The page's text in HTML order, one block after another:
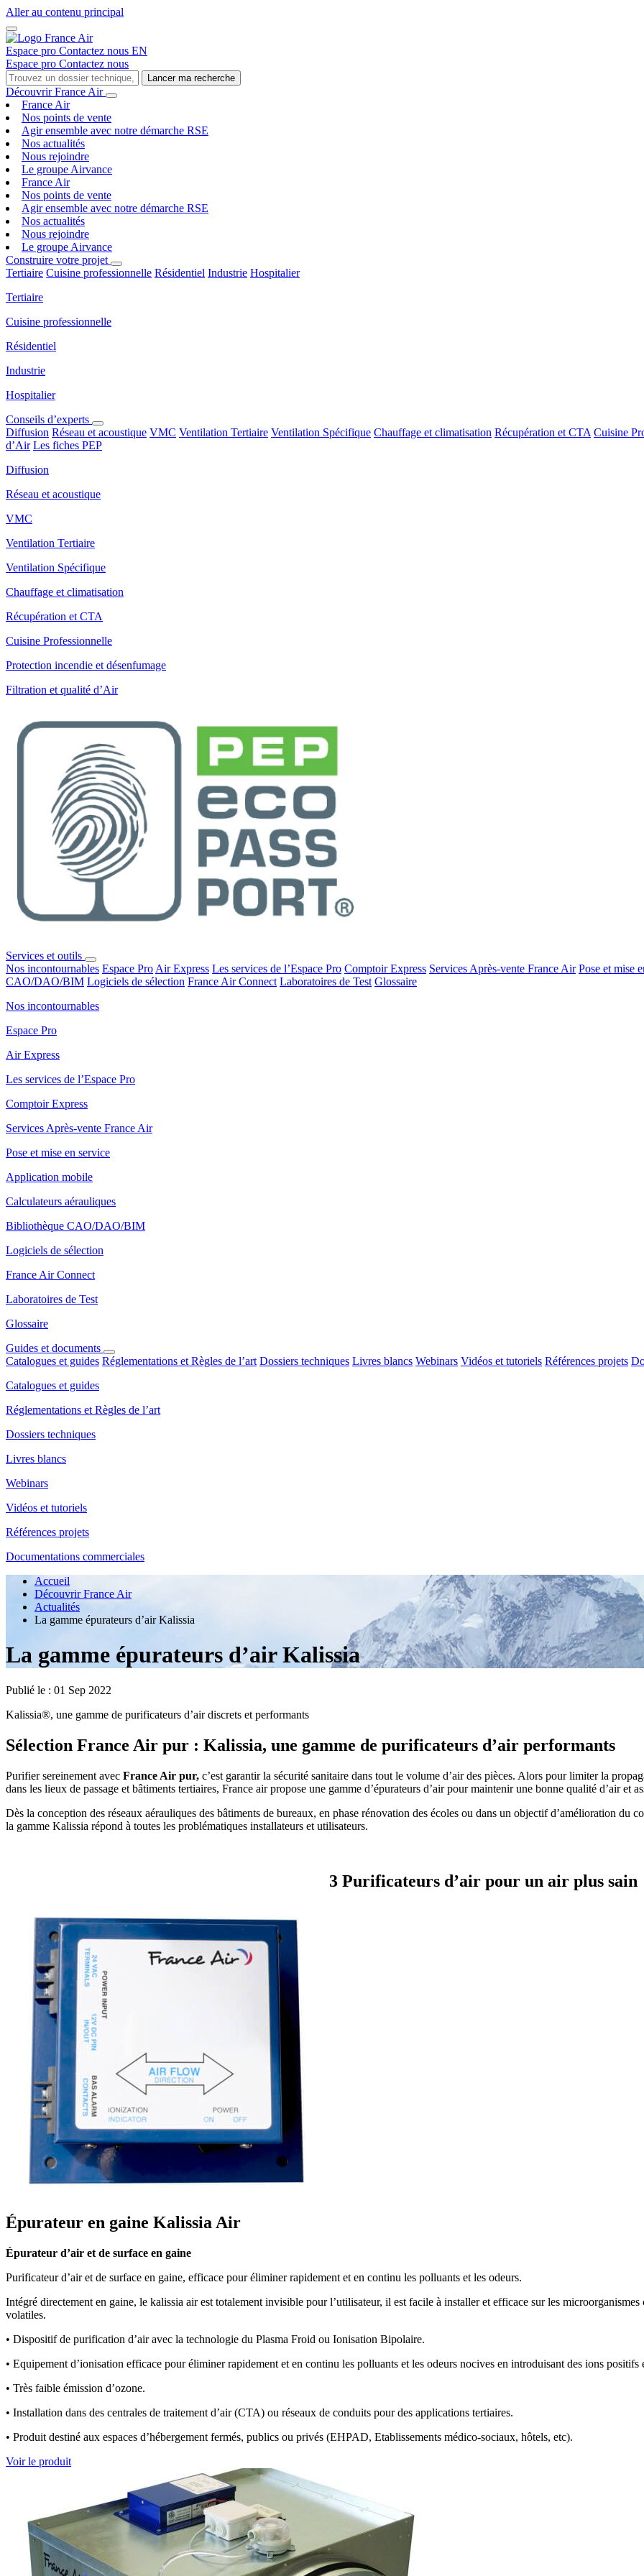
Aller au contenu principal
Espace pro Contactez nous EN
Espace pro Contactez nous
Lancer ma recherche
Découvrir France Air
France Air
Nos points de vente
Agir ensemble avec notre démarche RSE
Nos actualités
Nous rejoindre
Le groupe Airvance
France Air
Nos points de vente
Agir ensemble avec notre démarche RSE
Nos actualités
Nous rejoindre
Le groupe Airvance
Construire votre projet
Tertiaire Cuisine professionnelle Résidentiel Industrie Hospitalier
Tertiaire
Cuisine professionnelle
Résidentiel
Industrie
Hospitalier
Conseils d’experts
Diffusion Réseau et acoustique VMC Ventilation Tertiaire Ventilation Spécifique Chauffage et climatisation Récupération et CTA Cuisine
d’Air Les fiches PEP
Diffusion
Réseau et acoustique
VMC
Ventilation Tertiaire
Ventilation Spécifique
Chauffage et climatisation
Récupération et CTA
Cuisine Professionnelle
Protection incendie et désenfumage
Filtration et qualité d’Air
Services et outils
Nos incontournables Espace Pro Air Express Les services de l’Espace Pro Comptoir Express Services Après-vente France Air Pose et mise
CAO/DAO/BIM Logiciels de sélection France Air Connect Laboratoires de Test Glossaire
Nos incontournables
Espace Pro
Air Express
Les services de l’Espace Pro
Comptoir Express
Services Après-vente France Air
Pose et mise en service
Application mobile
Calculateurs aérauliques
Bibliothèque CAO/DAO/BIM
Logiciels de sélection
France Air Connect
Laboratoires de Test
Glossaire
Guides et documents
Catalogues et guides Réglementations et Règles de l’art Dossiers techniques Livres blancs Webinars Vidéos et tutoriels Références projets
Catalogues et guides
Réglementations et Règles de l’art
Dossiers techniques
Livres blancs
Webinars
Vidéos et tutoriels
Références projets
Documentations commerciales
Accueil
Découvrir France Air
Actualités
La gamme épurateurs d’air Kalissia
La gamme épurateurs d’air Kalissia
Publié le : 01 Sep 2022
Kalissia®, une gamme de purificateurs d’air discrets et performants
Sélection France Air pur : Kalissia, une gamme de purificateurs d’air performants
Purifier sereinement avec France Air pur, c’est garantir la sécurité sanitaire dans tout le volume d’air des pièces. Alors pour limiter la
dans les lieux de passage et bâtiments tertiaires, France air propose une gamme d’épurateurs d’air pour maintenir une bonne qualité d’air et
Dès la conception des réseaux aérauliques des bâtiments de bureaux, en phase rénovation des écoles ou dans un objectif d’amélioration du
la gamme Kalissia répond à toutes les problématiques installateurs et utilisateurs.
3 Purificateurs d’air pour un air plus sain
Épurateur en gaine Kalissia Air
Épurateur d’air et de surface en gaine
Purificateur d’air et de surface en gaine, efficace pour éliminer rapidement et en continu les polluants et les odeurs.
Intégré directement en gaine, le kalissia air est totalement invisible pour l’utilisateur, il est facile à installer et efficace sur les
volatiles.
• Dispositif de purification d’air avec la technologie du Plasma Froid ou Ionisation Bipolaire.
• Equipement d’ionisation efficace pour éliminer rapidement et en continu les polluants et les odeurs nocives en introduisant des ions positifs
• Très faible émission d’ozone.
• Installation dans des centrales de traitement d’air (CTA) ou réseaux de conduits pour des applications tertiaires.
• Produit destiné aux espaces d’hébergement fermés, publics ou privés (EHPAD, Etablissements médico-sociaux, hôtels, etc).
Voir le produit